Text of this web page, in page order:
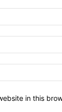
in this